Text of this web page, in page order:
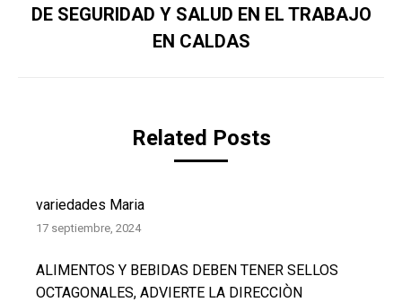
Publicación
siguiente:
DE SEGURIDAD Y SALUD EN EL TRABAJO
EN CALDAS
Related Posts
variedades Maria
17 septiembre, 2024
ALIMENTOS Y BEBIDAS DEBEN TENER SELLOS
OCTAGONALES, ADVIERTE LA DIRECCIÒN